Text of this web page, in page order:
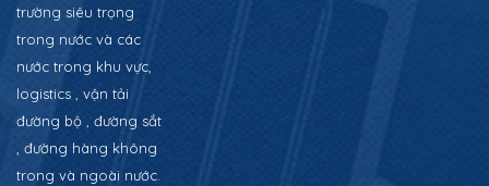
trường siêu trọng
trong nước và các
nước trong khu vực,
logistics , vận tải
đường bộ , đường sắt
, đường hàng không
trong và ngoài nước.